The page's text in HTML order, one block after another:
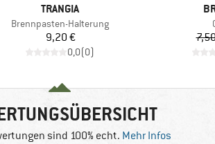
MARKE
TRANGIA
Artikel
Brennpasten-Halterung
Preis
9,20 €
0,0(0)
sind 100% echt. Mehr Infos